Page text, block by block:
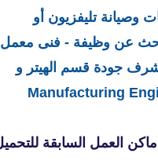
وصيانة تليفزيون أو
عن وظيفة - فنى معمل
مشرف جودة قسم الهيتر و